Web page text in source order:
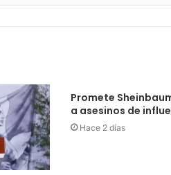
Promete
a asesinos de
Hace 2 días